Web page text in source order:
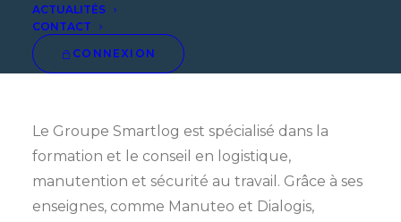
ACTUALITÉS
CONTACT
CONNEXION
Le Groupe Smartlog est spécialisé dans la
formation et le conseil en logistique,
manutention et sécurité au travail. Grâce à ses
enseignes, comme Manuteo et Dialogis,